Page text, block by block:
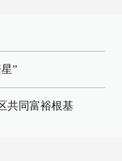
”
共同富裕根基